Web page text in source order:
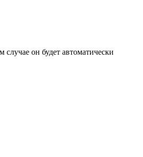
он будет автоматически